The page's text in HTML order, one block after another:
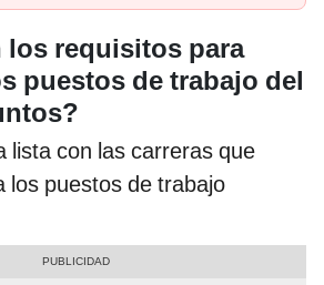
los requisitos para
puestos de trabajo del
lista con las carreras que
los puestos de trabajo